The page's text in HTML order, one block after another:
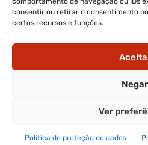
consentir ou retirar o consentimento
certos recursos e funções.
Negar
Ver
Política de proteção de dados
POLÍTICA DE PROTEÇÃO DE
TERMOS E CONDIÇÕES DA
APP A VOZ DE TRÁS-OS-
APP ALERTA TRÁS-OS-